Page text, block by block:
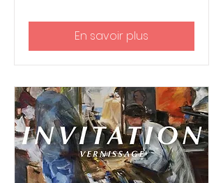
En savoir plus